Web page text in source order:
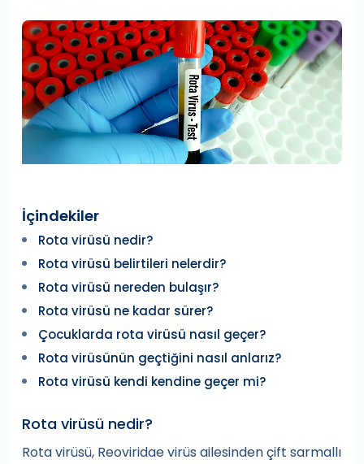
İçindekiler
Rota virüsü nedir?
Rota virüsü belirtileri nelerdir?
Rota virüsü nereden bulaşır?
Rota virüsü ne kadar sürer?
Çocuklarda rota virüsü nasıl geçer?
Rota virüsünün geçtiğini nasıl anlarız?
Rota virüsü kendi kendine geçer mi?
Rota virüsü nedir?
Rota virüsü, Reoviridae virüs ailesinden çift sarmallı